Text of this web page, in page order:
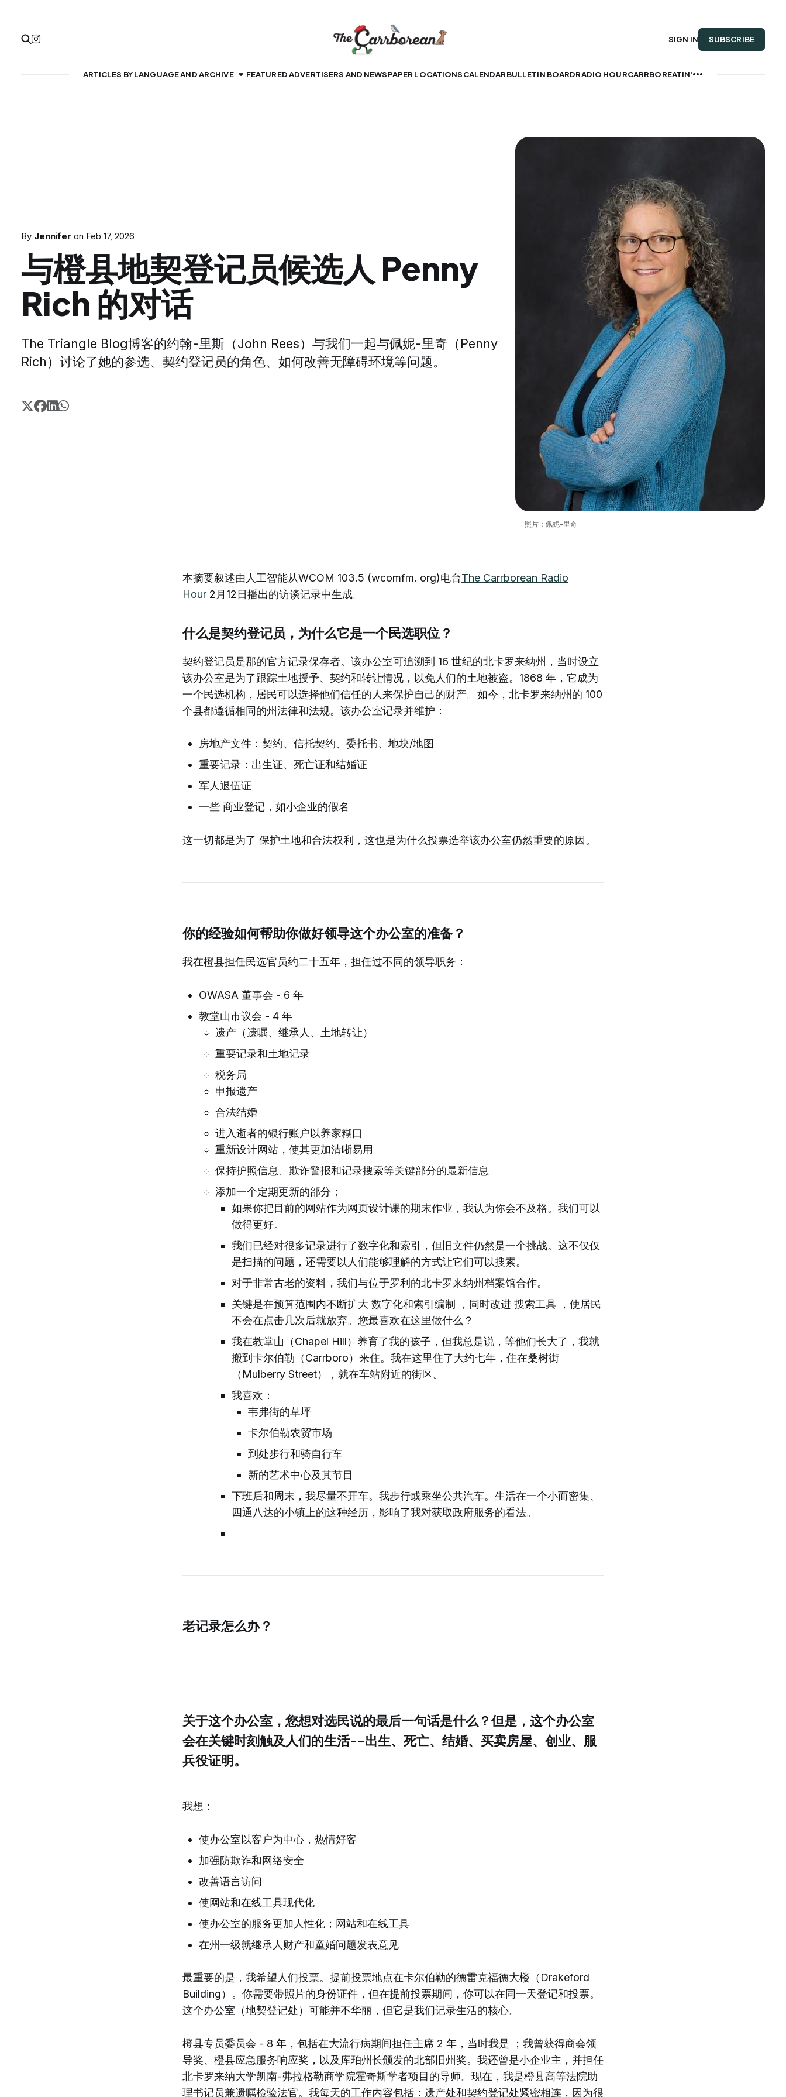
ARTICLES BY LANGUAGE AND ARCHIVE FEATURED ADVERTISERS AND NEWSPAPER LOCATIONSCALENDARBULLETIN BOARDRADIO HOURCARRBOREATIN'
SIGN IN SUBSCRIBE
By Jennifer on Feb 17, 2026
与橙县地契登记员候选人 Penny
Rich 的对话
The Triangle Blog博客的约翰-里斯（John Rees）与我们一起与佩妮-里奇（Penny
Rich）讨论了她的参选、契约登记员的角色、如何改善无障碍环境等问题。
照片：佩妮-里奇
本摘要叙述由人工智能从WCOM 103.5 (wcomfm. org)电台The Carrborean Radio
Hour 2月12日播出的访谈记录中生成。
什么是契约登记员，为什么它是一个民选职位？
契约登记员是郡的官方记录保存者。该办公室可追溯到 16 世纪的北卡罗来纳州，当时设立
该办公室是为了跟踪土地授予、契约和转让情况，以免人们的土地被盗。1868 年，它成为
一个民选机构，居民可以选择他们信任的人来保护自己的财产。如今，北卡罗来纳州的 100
个县都遵循相同的州法律和法规。该办公室记录并维护：
房地产文件：契约、信托契约、委托书、地块/地图
重要记录：出生证、死亡证和结婚证
军人退伍证
一些 商业登记，如小企业的假名
这一切都是为了 保护土地和合法权利，这也是为什么投票选举该办公室仍然重要的原因。
你的经验如何帮助你做好领导这个办公室的准备？
我在橙县担任民选官员约二十五年，担任过不同的领导职务：
OWASA 董事会 - 6 年
教堂山市议会 - 4 年
遗产（遗嘱、继承人、土地转让）
重要记录和土地记录
税务局
申报遗产
合法结婚
进入逝者的银行账户以养家糊口
重新设计网站，使其更加清晰易用
保持护照信息、欺诈警报和记录搜索等关键部分的最新信息
添加一个定期更新的部分；
如果你把目前的网站作为网页设计课的期末作业，我认为你会不及格。我们可以
做得更好。
我们已经对很多记录进行了数字化和索引，但旧文件仍然是一个挑战。这不仅仅
是扫描的问题，还需要以人们能够理解的方式让它们可以搜索。
对于非常古老的资料，我们与位于罗利的北卡罗来纳州档案馆合作。
关键是在预算范围内不断扩大 数字化和索引编制 ，同时改进 搜索工具 ，使居民
不会在点击几次后就放弃。您最喜欢在这里做什么？
我在教堂山（Chapel Hill）养育了我的孩子，但我总是说，等他们长大了，我就
搬到卡尔伯勒（Carrboro）来住。我在这里住了大约七年，住在桑树街
（Mulberry Street），就在车站附近的街区。
我喜欢：
韦弗街的草坪
卡尔伯勒农贸市场
到处步行和骑自行车
新的艺术中心及其节目
下班后和周末，我尽量不开车。我步行或乘坐公共汽车。生活在一个小而密集、
四通八达的小镇上的这种经历，影响了我对获取政府服务的看法。
老记录怎么办？
关于这个办公室，您想对选民说的最后一句话是什么？但是，这个办公室
会在关键时刻触及人们的生活--出生、死亡、结婚、买卖房屋、创业、服
兵役证明。
我想：
使办公室以客户为中心，热情好客
加强防欺诈和网络安全
改善语言访问
使网站和在线工具现代化
使办公室的服务更加人性化；网站和在线工具
在州一级就继承人财产和童婚问题发表意见
最重要的是，我希望人们投票。提前投票地点在卡尔伯勒的德雷克福德大楼（Drakeford
Building）。你需要带照片的身份证件，但在提前投票期间，你可以在同一天登记和投票。
这个办公室（地契登记处）可能并不华丽，但它是我们记录生活的核心。
橙县专员委员会 - 8 年，包括在大流行病期间担任主席 2 年，当时我是 ；我曾获得商会领
导奖、橙县应急服务响应奖，以及库珀州长颁发的北部旧州奖。我还曾是小企业主，并担任
北卡罗来纳大学凯南-弗拉格勒商学院霍奇斯学者项目的导师。现在，我是橙县高等法院助
理书记员兼遗嘱检验法官。我每天的工作内容包括：遗产处和契约登记处紧密相连，因为很